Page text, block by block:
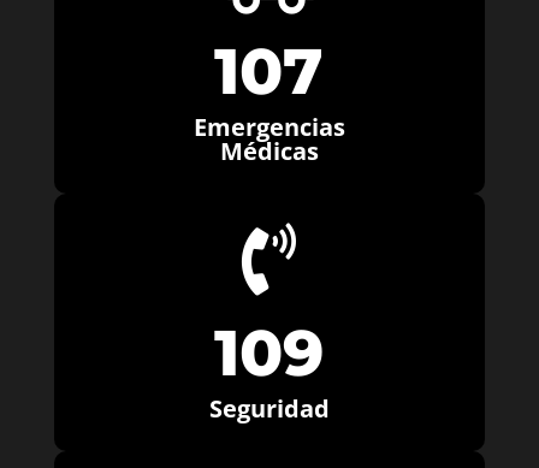
107
Emergencias
Médicas

109
Seguridad